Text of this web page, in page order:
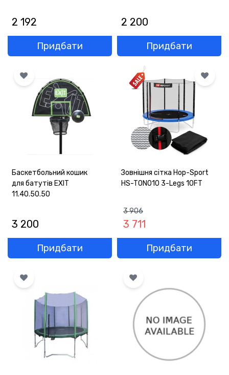
2 192
Придбати
2 200
Придбати
Баскетбольний кошик
для батутів EXIT
11.40.50.50
3 200
Придбати
Зовнішня сітка Hop-Sport
HS-TON010 3-Legs 10FT
3 906
3 711
Придбати